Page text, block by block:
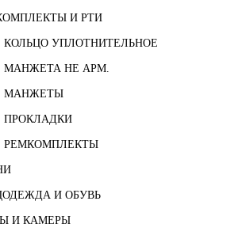
И РТИ
КОЛЬЦО УПЛОТНИТЕЛЬНОЕ
МАНЖЕТА НЕ АРМ.
МАНЖЕТЫ
ПРОКЛАДКИ
РЕМКОМПЛЕКТЫ
И ОБУВЬ
И КАМЕРЫ